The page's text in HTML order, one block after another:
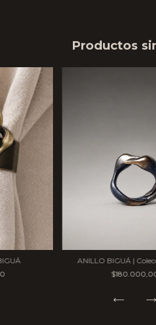
Productos
ANILLO BIGUÁ |